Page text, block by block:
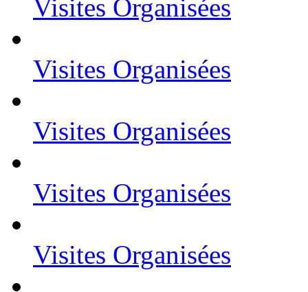
Visites Organisées
Visites Organisées
Visites Organisées
Visites Organisées
Visites Organisées